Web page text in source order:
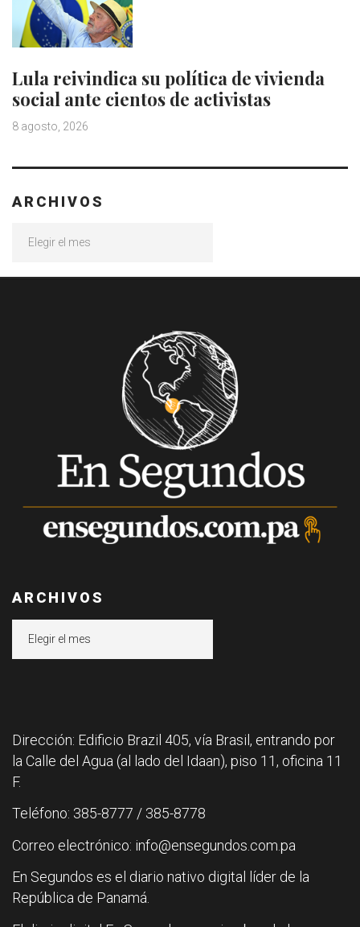
Lula reivindica su política de vivienda
social ante cientos de activistas
8 agosto, 2026
ARCHIVOS
ARCHIVOS
Dirección: Edificio Brazil 405, vía Brasil, entrando por
la Calle del Agua (al lado del Idaan), piso 11, oficina 11
F.
Teléfono: 385-8777 / 385-8778
Correo electrónico: info@ensegundos.com.pa
En Segundos es el diario nativo digital líder de la
República de Panamá.